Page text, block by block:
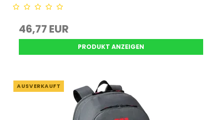
46,77 EUR
PRODUKT ANZEIGEN
AUSVERKAUFT